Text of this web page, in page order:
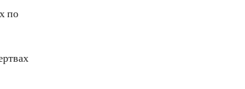
по